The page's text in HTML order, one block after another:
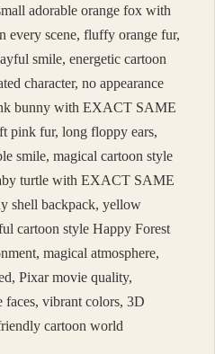
adorable orange fox with
scene, fluffy orange fur,
smile, energetic cartoon
character, no appearance
bunny with EXACT SAME
pink fur, long floppy ears,
smile, magical cartoon style
turtle with EXACT SAME
shell backpack, yellow
cartoon style Happy Forest
magical atmosphere,
Pixar movie quality,
faces, vibrant colors, 3D
cartoon world